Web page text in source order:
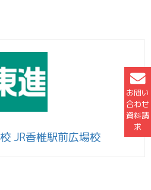
お問い
合わせ
資料請
求
JR香椎駅前広場校